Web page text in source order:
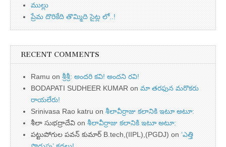
ముల్లు
ప్రేమ దొరికేది తొమ్మిది సైట్ల లో..!
RECENT COMMENTS
Ramu on శ్రీశ్రీ: అందరి కవి! అందని రవి!
BODAPATI SUDHEER KUMAR on మా తరఫున మరొకరు
రాయలేరు!
Srinivasa Rao katru on శీలావీర్రాజు కలానికి ఇటూ అటూ:
శీలా సుభద్రాదేవి on శీలావీర్రాజు కలానికి ఇటూ అటూ:
పట్టుపోగుల పవన్ కుమార్ B.tech,(IIPL),(PGDJ) on ‘ఎత్తి